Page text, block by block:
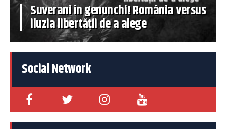
Suverani în genunchi! România versus
iluzia libertății de a alege
Social Network